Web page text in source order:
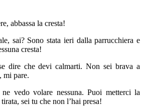
abbassa la cresta!
sai? Sono stata ieri dalla parrucchiera e
cresta!
dire che devi calmarti. Non sei brava a
mi pare.
vedo volare nessuna. Puoi metterci la
sei tu che non l’hai presa!